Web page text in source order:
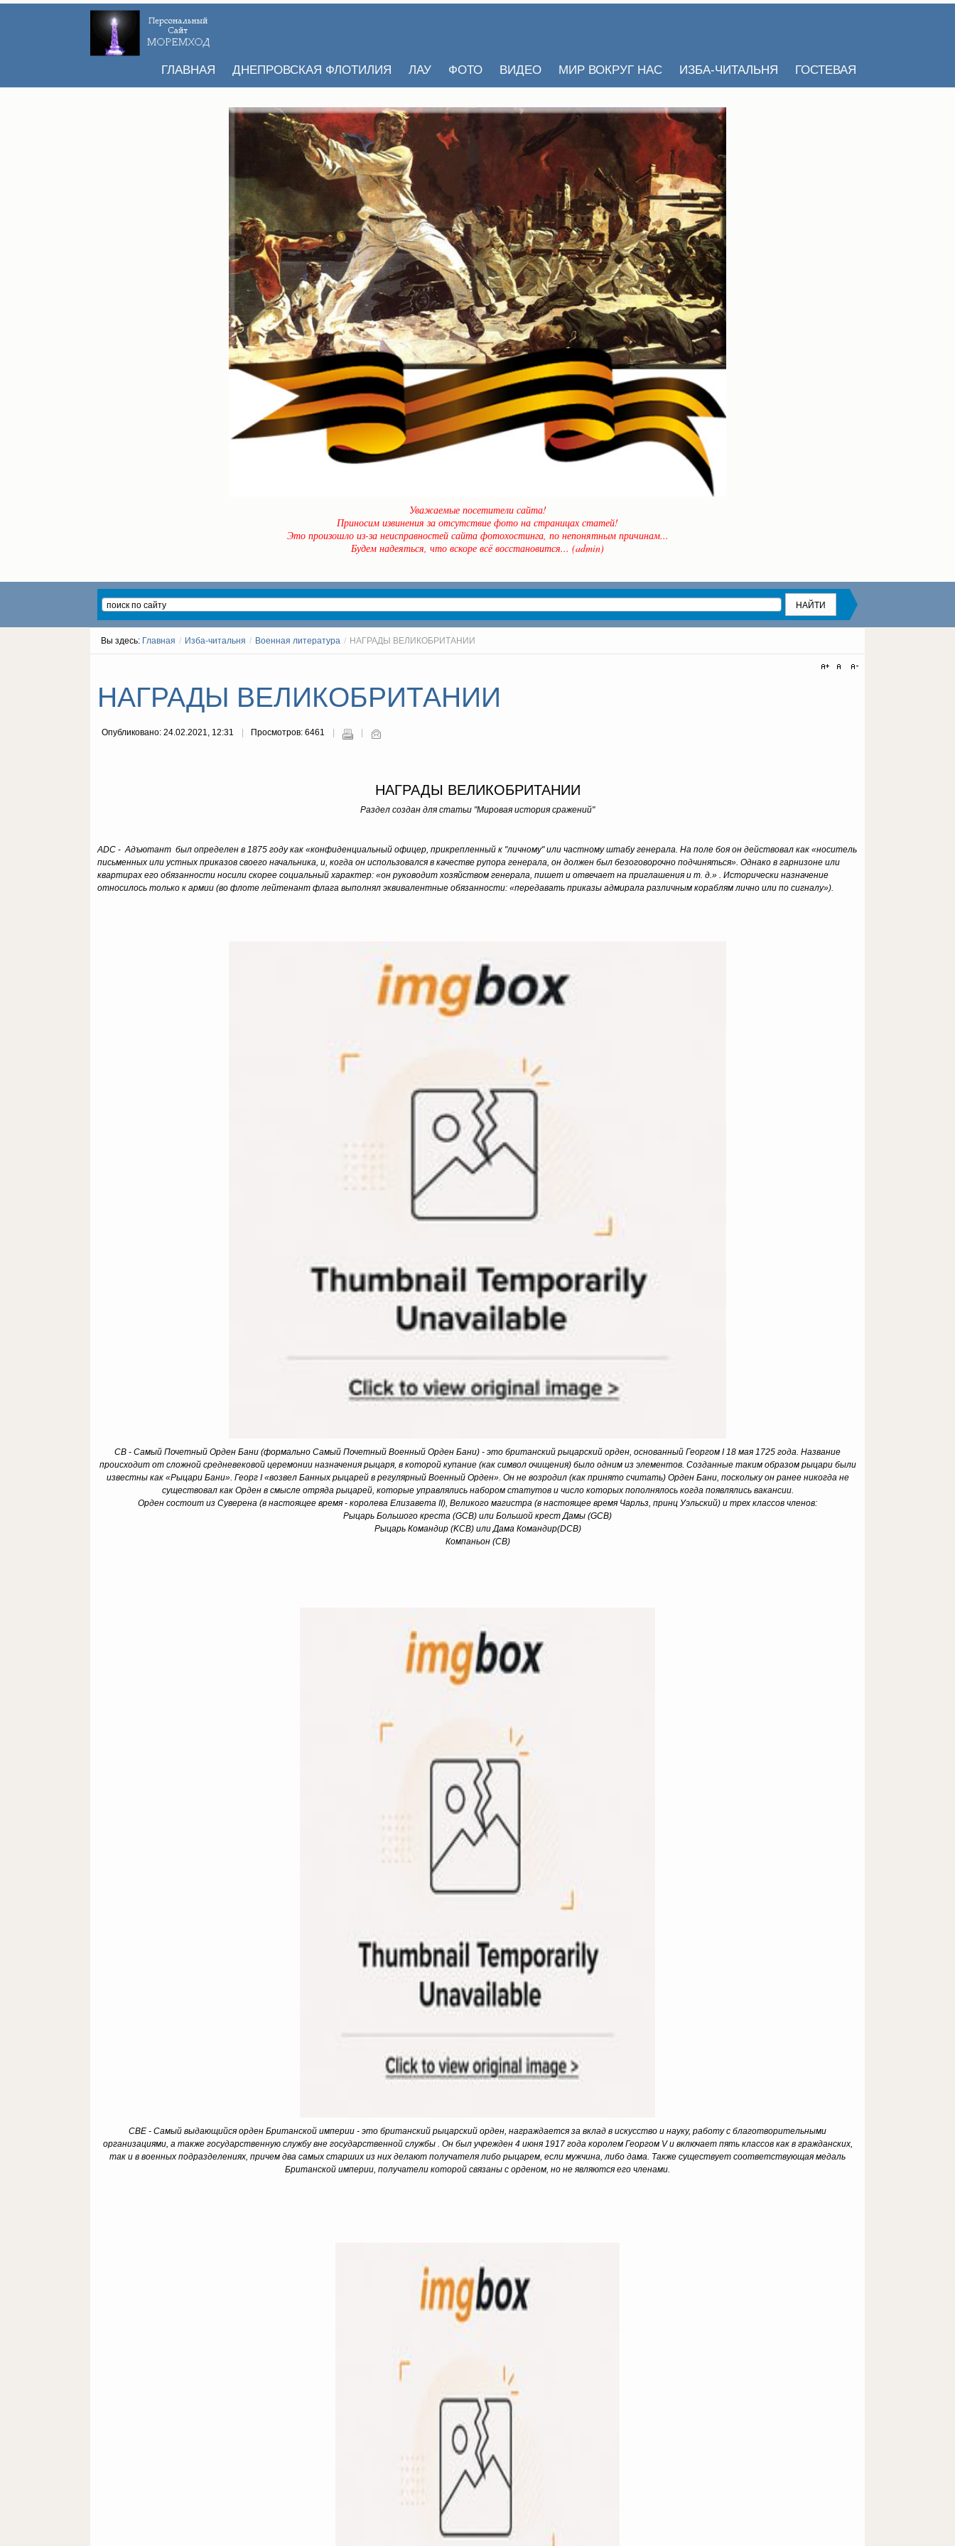
ГЛАВНАЯ ДНЕПРОВСКАЯ ФЛОТИЛИЯ ЛАУ ФОТО ВИДЕО МИР ВОКРУГ НАС ИЗБА-ЧИТАЛЬНЯ ГОСТЕВАЯ
Уважаемые посетители сайта!
Приносим извинения за отсутствие фото на страницах статей!
Это произошло из-за неисправностей сайта фотохостинга, по непонятным причинам...
Будем надеяться, что вскоре всё восстановится... (admin)
Вы здесь: Главная / Изба-читальня / Военная литература / НАГРАДЫ ВЕЛИКОБРИТАНИИ
НАГРАДЫ ВЕЛИКОБРИТАНИИ
Опубликовано: 24.02.2021, 12:31 Просмотров: 6461
НАГРАДЫ ВЕЛИКОБРИТАНИИ
Раздел создан для статьи "Мировая история сражений"
ADC - Адъютант был определен в 1875 году как «конфиденциальный офицер, прикрепленный к "личному" или частному штабу генерала. На поле боя он действовал как «носитель
письменных или устных приказов своего начальника, и, когда он использовался в качестве рупора генерала, он должен был безоговорочно подчиняться». Однако в гарнизоне или
квартирах его обязанности носили скорее социальный характер: «он руководит хозяйством генерала, пишет и отвечает на приглашения и т. д.» . Исторически назначение
относилось только к армии (во флоте лейтенант флага выполнял эквивалентные обязанности: «передавать приказы адмирала различным кораблям лично или по сигналу»).
CB - Самый Почетный Орден Бани (формально Самый Почетный Военный Орден Бани) - это британский рыцарский орден, основанный Георгом I 18 мая 1725 года. Название
происходит от сложной средневековой церемонии назначения рыцаря, в которой купание (как символ очищения) было одним из элементов. Созданные таким образом рыцари были
известны как «Рыцари Бани». Георг I «возвел Банных рыцарей в регулярный Военный Орден». Он не возродил (как принято считать) Орден Бани, поскольку он ранее никогда не
существовал как Орден в смысле отряда рыцарей, которые управлялись набором статутов и число которых пополнялось когда появлялись вакансии.
Орден состоит из Суверена (в настоящее время - королева Елизавета II), Великого магистра (в настоящее время Чарльз, принц Уэльский) и трех классов членов:
Рыцарь Большого креста (GCB) или Большой крест Дамы (GCB)
Рыцарь Командир (KCB) или Дама Командир(DCB)
Компаньон (CB)
CBE - Самый выдающийся орден Британской империи - это британский рыцарский орден, награждается за вклад в искусство и науку, работу с благотворительными
организациями, а также государственную службу вне государственной службы . Он был учрежден 4 июня 1917 года королем Георгом V и включает пять классов как в гражданских,
так и в военных подразделениях, причем два самых старших из них делают получателя либо рыцарем, если мужчина, либо дама. Также существует соответствующая медаль
Британской империи, получатели которой связаны с орденом, но не являются его членами.